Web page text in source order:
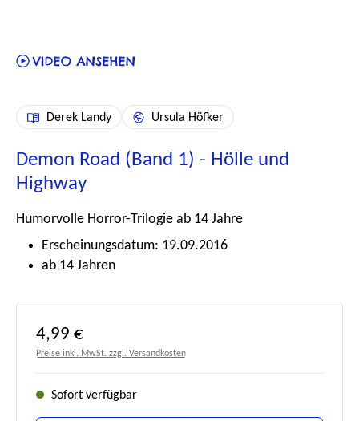
Derek Landy Ursula Höfker
Demon Road (Band 1) - Hölle und
Highway
Humorvolle Horror-Trilogie ab 14 Jahre
Erscheinungsdatum: 19.09.2016
ab 14 Jahren
Regulärer Preis:
4,99 €
Preise inkl. MwSt. zzgl. Versandkosten
Sofort verfügbar